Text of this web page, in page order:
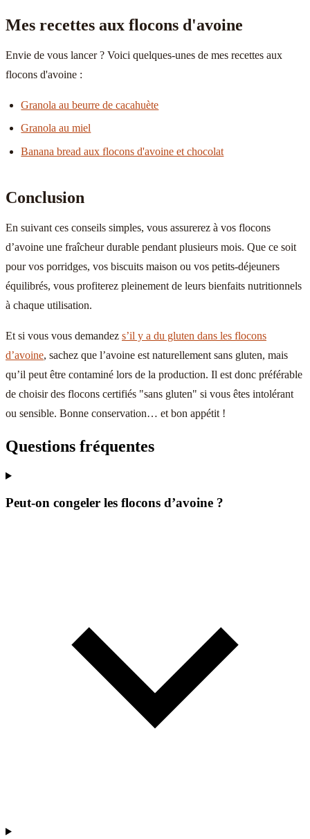
Mes recettes aux flocons d'avoine
Envie de vous lancer ? Voici quelques-unes de mes recettes aux
flocons d'avoine :
Granola au beurre de cacahuète
Granola au miel
Banana bread aux flocons d'avoine et chocolat
Conclusion
En suivant ces conseils simples, vous assurerez à vos flocons
d’avoine une fraîcheur durable pendant plusieurs mois. Que ce soit
pour vos porridges, vos biscuits maison ou vos petits-déjeuners
équilibrés, vous profiterez pleinement de leurs bienfaits nutritionnels
à chaque utilisation.
Et si vous vous demandez s’il y a du gluten dans les flocons
d’avoine, sachez que l’avoine est naturellement sans gluten, mais
qu’il peut être contaminé lors de la production. Il est donc préférable
de choisir des flocons certifiés "sans gluten" si vous êtes intolérant
ou sensible. Bonne conservation… et bon appétit !
Questions fréquentes
Peut-on congeler les flocons d’avoine ?